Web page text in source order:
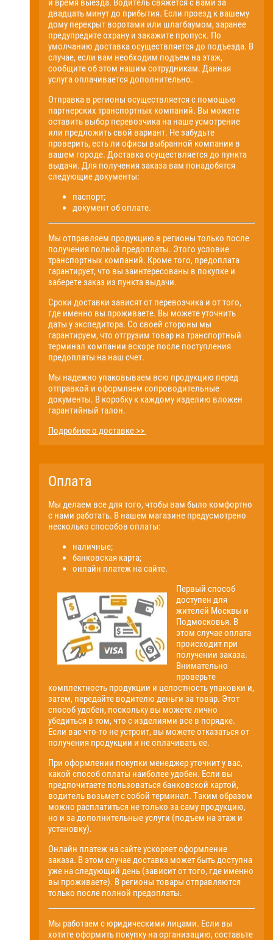
и время выезда. Водитель свяжется с вами за
двадцать минут до прибытия. Если проезд к вашему
дому перекрыт воротами или шлагбаумом, заранее
предупредите охрану и закажите пропуск. По
умолчанию доставка осуществляется до подъезда. В
случае, если вам необходим подъем на этаж,
сообщите об этом нашим сотрудникам. Данная
услуга оплачивается дополнительно.
Отправка в регионы осуществляется с помощью
партнерских транспортных компаний. Вы можете
оставить выбор перевозчика на наше усмотрение
или предложить свой вариант. Не забудьте
проверить, есть ли офисы выбранной компании в
вашем городе. Доставка осуществляется до пункта
выдачи. Для получения заказа вам понадобятся
следующие документы:
паспорт;
документ об оплате.
Мы отправляем продукцию в регионы только после
получения полной предоплаты. Этого условие
транспортных компаний. Кроме того, предоплата
гарантирует, что вы заинтересованы в покупке и
заберете заказ из пункта выдачи.
Сроки доставки зависят от перевозчика и от того,
где именно вы проживаете. Вы можете уточнить
даты у экспедитора. Со своей стороны мы
гарантируем, что отгрузим товар на транспортный
терминал компании вскоре после поступления
предоплаты на наш счет.
Мы надежно упаковываем всю продукцию перед
отправкой и оформляем сопроводительные
документы. В коробку к каждому изделию вложен
гарантийный талон.
Подробнее о доставке >>
Оплата
Мы делаем все для того, чтобы вам было комфортно
с нами работать. В нашем магазине предусмотрено
несколько способов оплаты:
наличные;
банковская карта;
онлайн платеж на сайте.
Первый способ
доступен для
жителей Москвы и
Подмосковья. В
этом случае оплата
происходит при
получении заказа.
Внимательно
проверьте
комплектность продукции и целостность упаковки и,
затем, передайте водителю деньги за товар. Этот
способ удобен, поскольку вы можете лично
убедиться в том, что с изделиями все в порядке.
Если вас что-то не устроит, вы можете отказаться от
получения продукции и не оплачивать ее.
При оформлении покупки менеджер уточнит у вас,
какой способ оплаты наиболее удобен. Если вы
предпочитаете пользоваться банковской картой,
водитель возьмет с собой терминал. Таким образом
можно расплатиться не только за саму продукцию,
но и за дополнительные услуги (подъем на этаж и
установку).
Онлайн платеж на сайте ускоряет оформление
заказа. В этом случае доставка может быть доступна
уже на следующий день (зависит от того, где именно
вы проживаете). В регионы товары отправляются
только после полной предоплаты.
Мы работаем с юридическими лицами. Если вы
хотите оформить покупку на организацию, составьте